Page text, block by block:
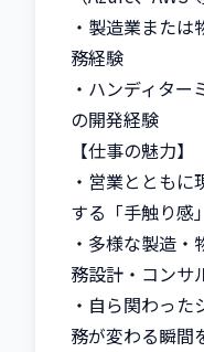
・製造業また
務経験
・ハンディタ
の開発経験
【仕事の魅力】
・営業ととも
する「手触り感
・多様な製造
務設計・コンサ
・自ら関わっ
務が変わる瞬間